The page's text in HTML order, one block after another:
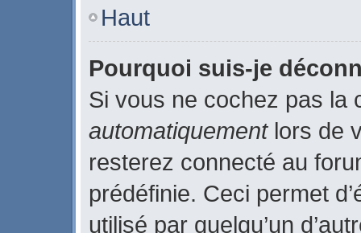
Haut
Pourquoi suis-je
Si vous ne cochez pas la
automatiquementlors de
resterez connecté au
prédéfinie. Ceci permet
utilisé par quelqu’un